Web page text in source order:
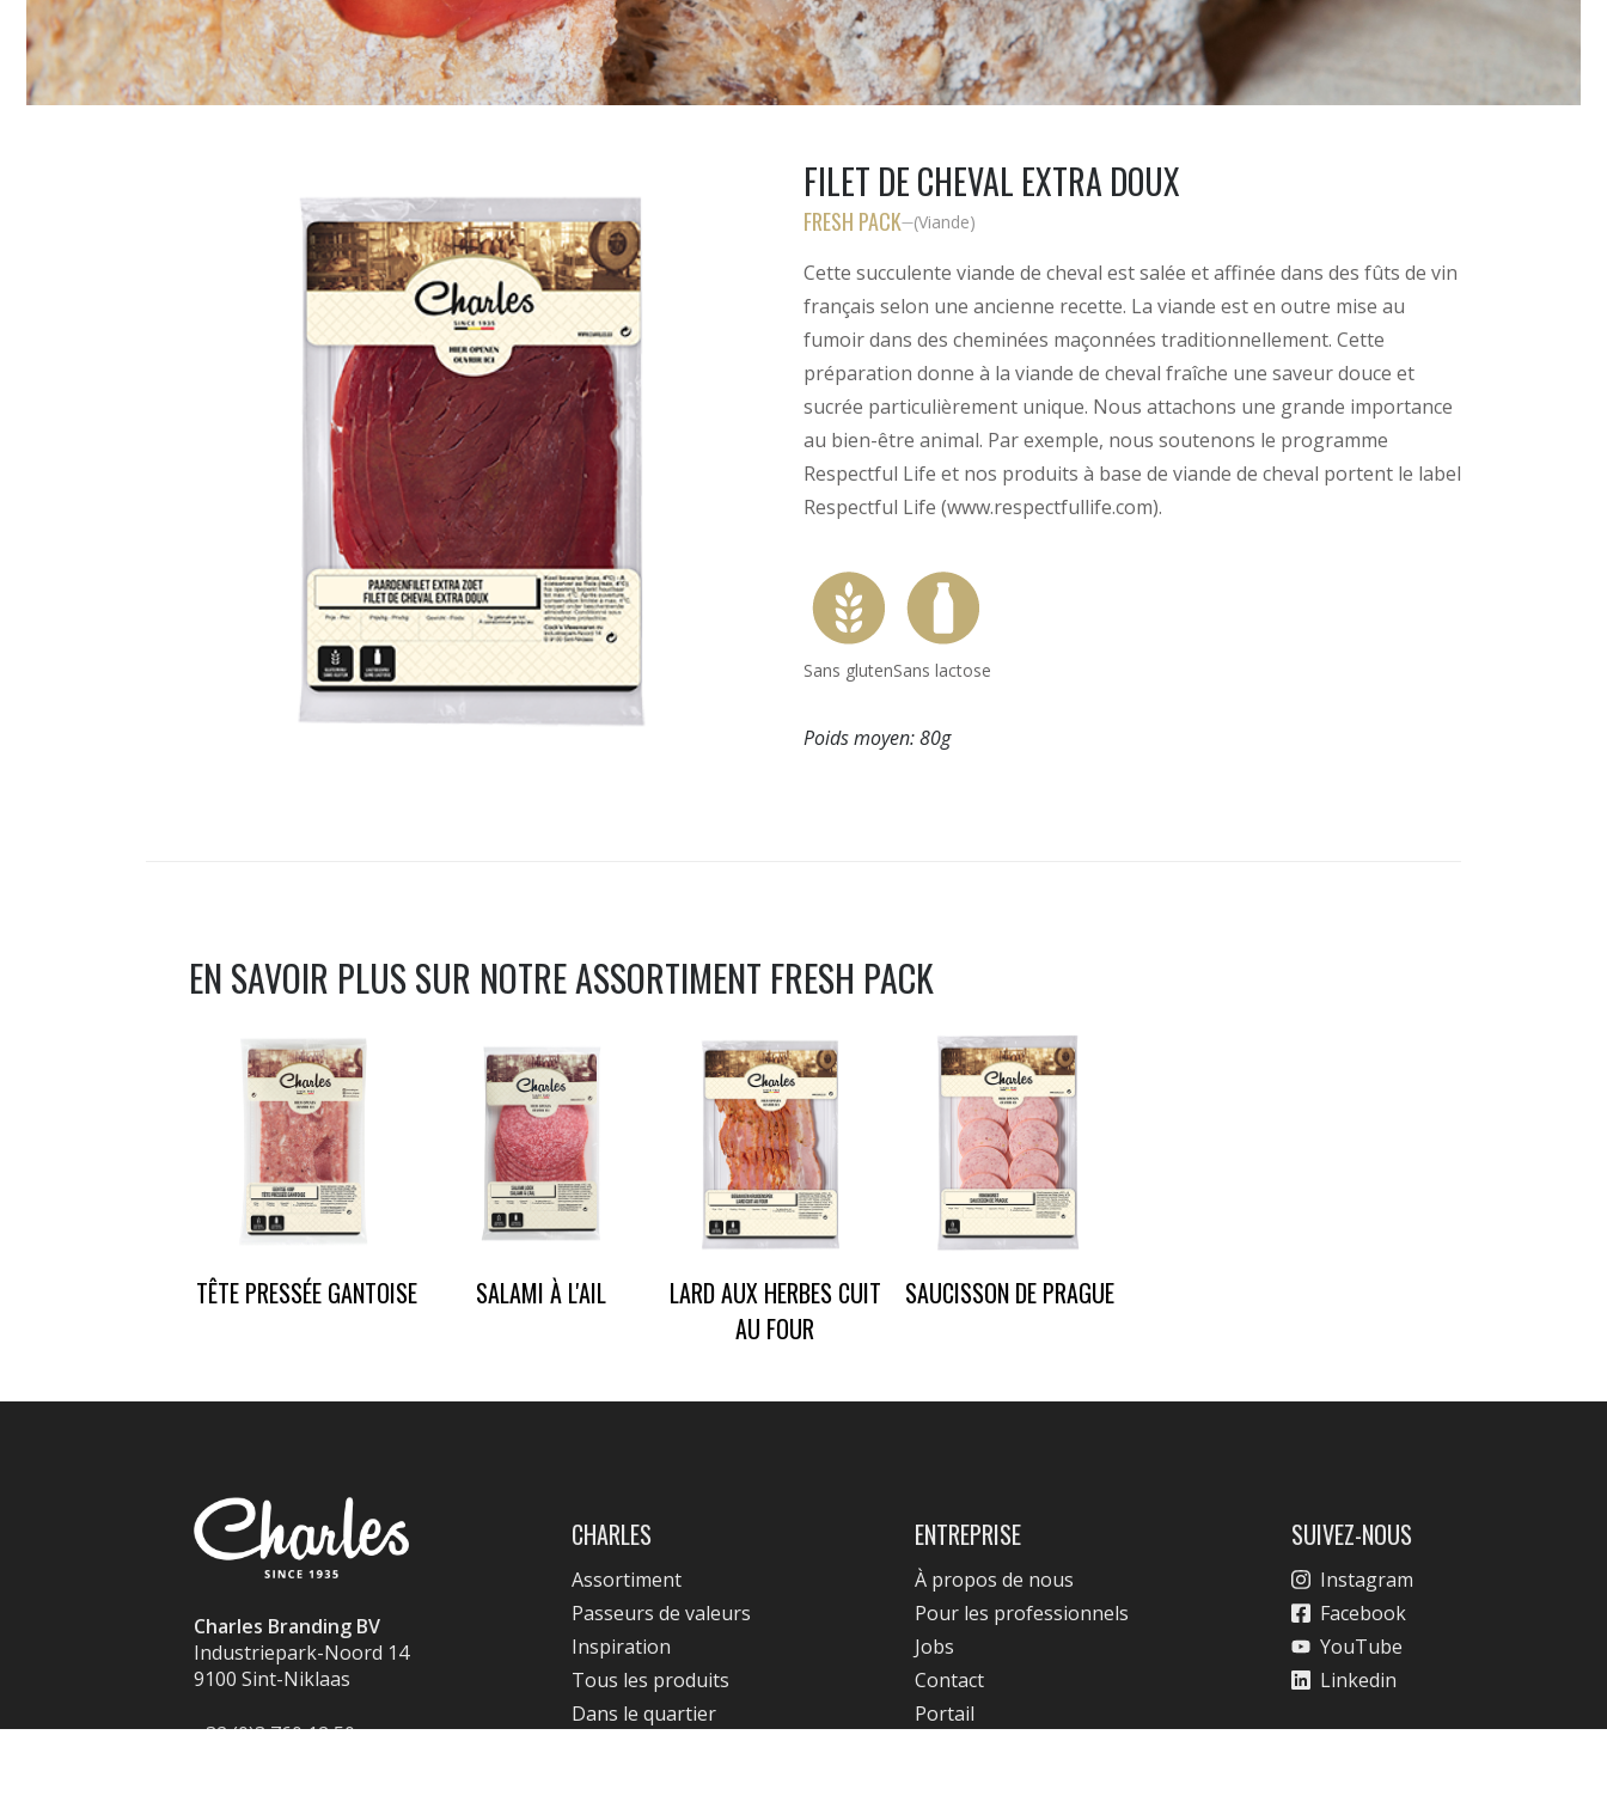
FILET DE CHEVAL EXTRA DOUX
FRESH PACK—(Viande)
Cette succulente viande de cheval est salée et affinée dans des fûts de vin
français selon une ancienne recette. La viande est en outre mise au
fumoir dans des cheminées maçonnées traditionnellement. Cette
préparation donne à la viande de cheval fraîche une saveur douce et
sucrée particulièrement unique. Nous attachons une grande importance
au bien-être animal. Par exemple, nous soutenons le programme
Respectful Life et nos produits à base de viande de cheval portent le label
Respectful Life (www.respectfullife.com).
Sans glutenSans lactose
Poids moyen:80g
EN SAVOIR PLUS SUR NOTRE ASSORTIMENT FRESH PACK
TÊTE PRESSÉE GANTOISE SALAMI À L'AIL
LARD AUX HERBES CUIT
AU FOUR
SAUCISSON DE PRAGUE
Charles Branding BV
Industriepark-Noord 14
9100 Sint-Niklaas
+32 (0)3 760 12 50
CHARLES
Assortiment
Passeurs de valeurs
Inspiration
Tous les produits
Dans le quartier
ENTREPRISE
À propos de nous
Pour les professionnels
Jobs
Contact
Portail
SUIVEZ-NOUS
Instagram
Facebook
YouTube
Linkedin